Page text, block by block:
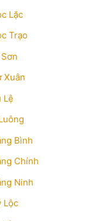
Lặc
Trạo
Xuân
Lệ
Bình
Chính
Ninh
Lộc